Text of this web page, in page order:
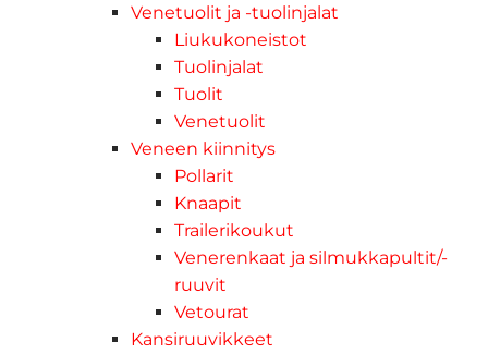
Venetuolit ja -tuolinjalat
Liukukoneistot
Tuolinjalat
Tuolit
Venetuolit
Veneen kiinnitys
Pollarit
Knaapit
Trailerikoukut
Venerenkaat ja silmukkapultit/-
ruuvit
Vetourat
Kansiruuvikkeet